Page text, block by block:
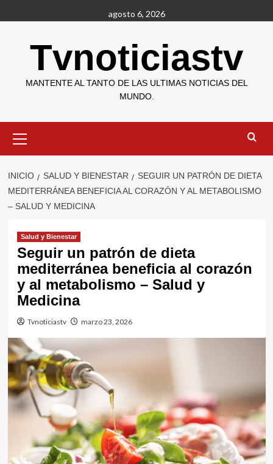
al
agosto 6, 2026
Tvnoticiastv
MANTENTE AL TANTO DE LAS ULTIMAS NOTICIAS DEL
MUNDO.
primario
INICIO SALUD Y BIENESTAR
SEGUIR UN PATRÓN DE DIETA
MEDITERRÁNEA BENEFICIA AL CORAZÓN Y AL METABOLISMO
– SALUD Y MEDICINA
Salud y Bienestar
Seguir un patrón de dieta
mediterránea beneficia al corazón
y al metabolismo – Salud y
Medicina
Tvnoticiastv marzo 23, 2026